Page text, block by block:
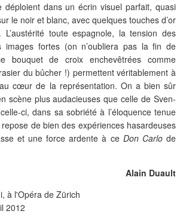
déploient dans un écrin visuel parfait, quasi
le noir et blanc, avec quelques touches d’or
toute espagnole, la tension des
images fortes (on n’oubliera pas la fin de
bouquet de croix enchevêtrées comme
du bûcher !) permettent véritablement à
cœur de la représentation. On a bien sûr
scène plus audacieuses que celle de Sven-
ci, dans sa sobriété à l’éloquence tenue
repose de bien des expériences hasardeuses
et une force ardente à ce Don Carlode
Alain Duault
à l'Opéra de Zürich
2012